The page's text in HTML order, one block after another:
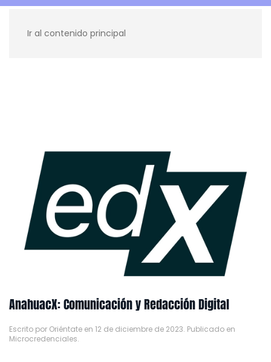
Ir al contenido principal
AnahuacX: Comunicación y Redacción Digital
Escrito por Oriéntate en 12 de diciembre de 2023. Publicado en
Microcredenciales.